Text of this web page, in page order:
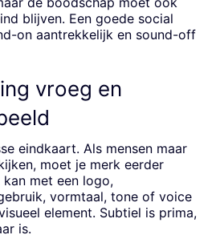
blijven. Een goede social
on aantrekkelijk en sound-off
vroeg en
eindkaart. Als mensen maar
moet je merk eerder
met een logo,
vormtaal, tone of voice
element. Subtiel is prima,
is.